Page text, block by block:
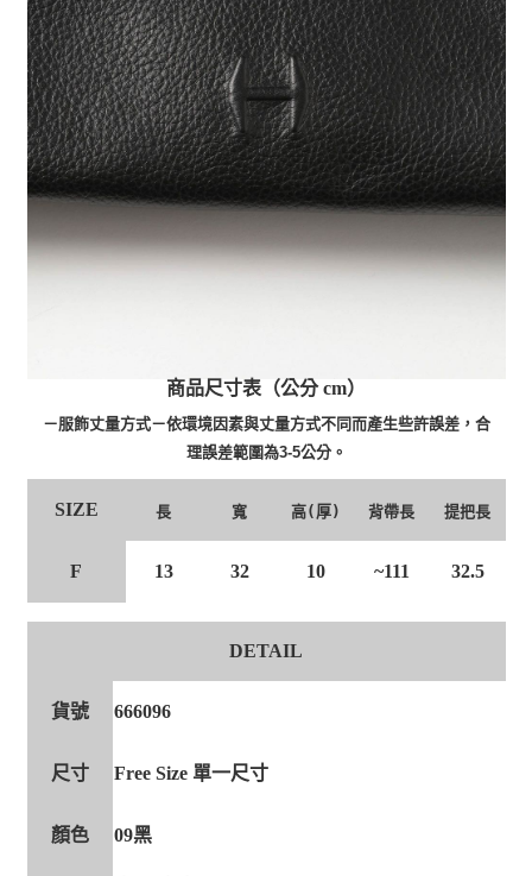
商品尺寸表（公分 cm）
－服飾丈量方式－依環境因素與丈量方式不同而產生些許誤差，合
理誤差範圍為3-5公分。
SIZE 長 寬 高(厚) 背帶長 提把長
F 13 32 10 ~111 32.5
DETAIL
貨號 666096
尺寸 Free Size 單一尺寸
顏色 09黑